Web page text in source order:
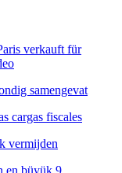
samengevat
vermijden